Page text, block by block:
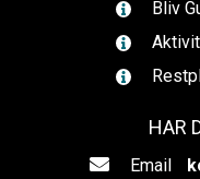
Bliv
HAR
Email